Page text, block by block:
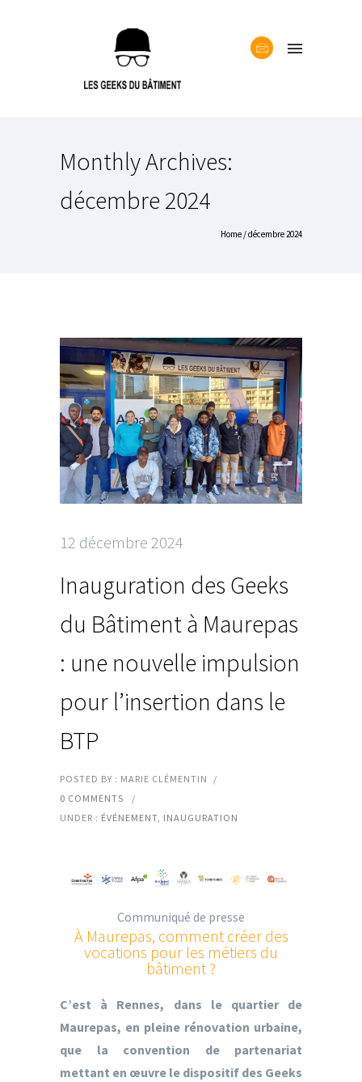
Monthly Archives:
décembre 2024
Home / décembre 2024
12 décembre 2024
Inauguration des Geeks
du Bâtiment à Maurepas
: une nouvelle impulsion
pour l’insertion dans le
BTP
POSTED BY : MARIE CLÉMENTIN
/
0 COMMENTS
/
UNDER : ÉVÉNEMENT, INAUGURATION
Communiqué de presse
À Maurepas, comment créer des
vocations pour les métiers du
bâtiment ?
C’est à Rennes, dans le quartier de
Maurepas, en pleine rénovation urbaine,
que la convention de partenariat
mettant en œuvre le dispositif des Geeks